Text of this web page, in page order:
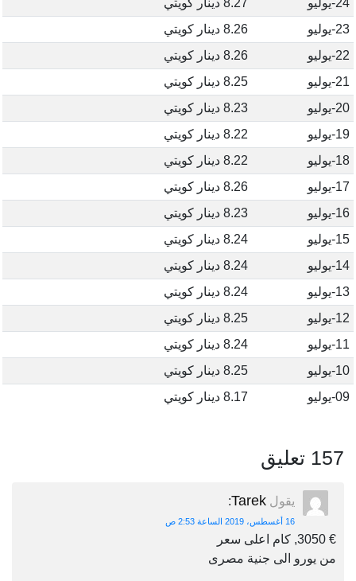
24-يوليو
8.27 دينار كويتي
23-يوليو
8.26 دينار كويتي
22-يوليو
8.26 دينار كويتي
21-يوليو
8.25 دينار كويتي
20-يوليو
8.23 دينار كويتي
19-يوليو
8.22 دينار كويتي
18-يوليو
8.22 دينار كويتي
17-يوليو
8.26 دينار كويتي
16-يوليو
8.23 دينار كويتي
15-يوليو
8.24 دينار كويتي
14-يوليو
8.24 دينار كويتي
13-يوليو
8.24 دينار كويتي
12-يوليو
8.25 دينار كويتي
11-يوليو
8.24 دينار كويتي
10-يوليو
8.25 دينار كويتي
09-يوليو
8.17 دينار كويتي
157 تعليق
يقول Tarek
:
16 أغسطس، 2019 الساعة 2:53 ص
€ 3050, كام اعلى سعر
من يورو الى جنية مصرى